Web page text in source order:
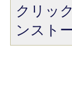
クリッ
ンスト